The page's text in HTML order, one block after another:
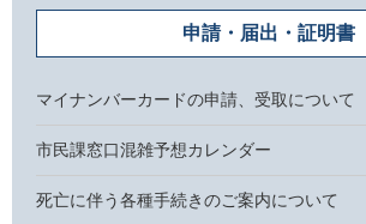
申請・届出・証明書
マイナンバーカードの申請、受取について
市民課窓口混雑予想カレンダー
死亡に伴う各種手続きのご案内について